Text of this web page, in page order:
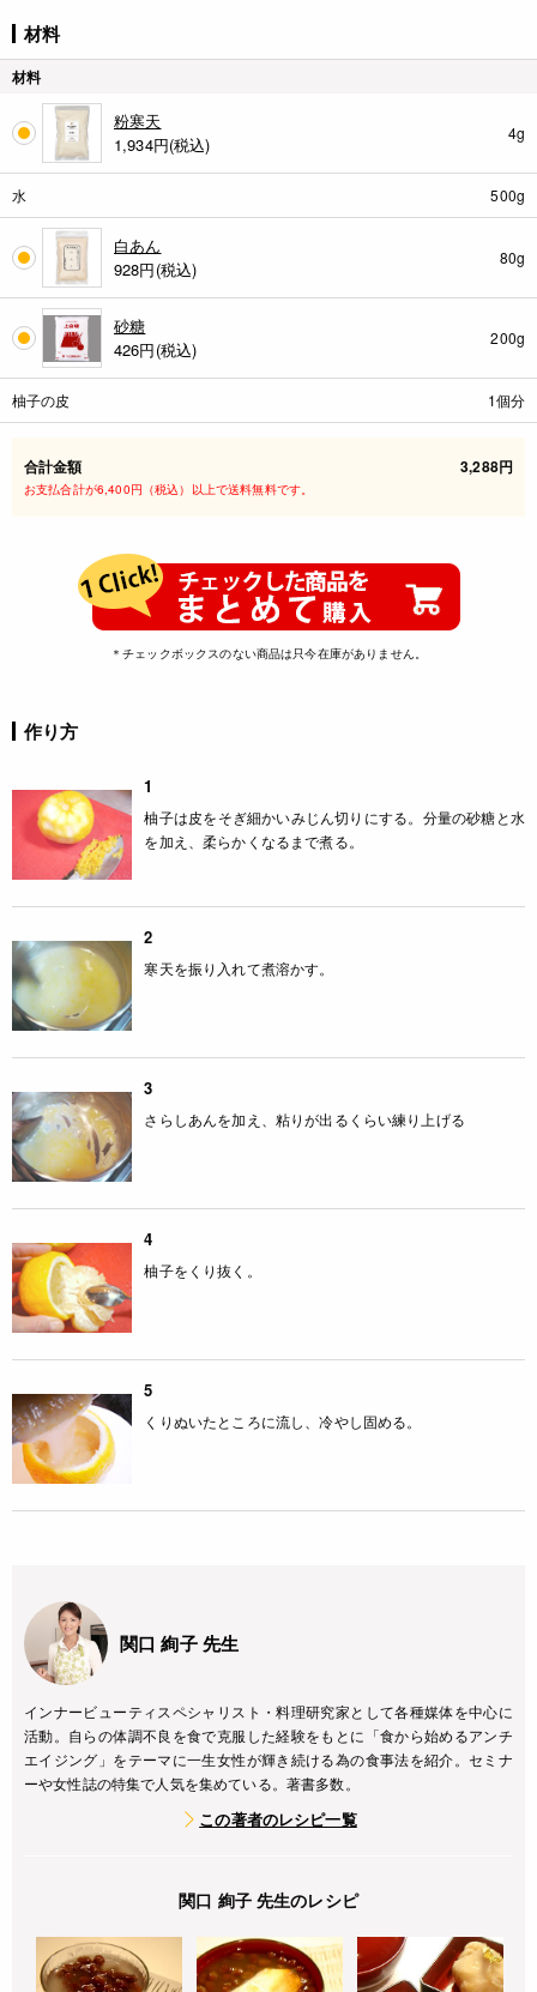
材料
材料
粉寒天
1,934円(税込)
4g
水 500g
白あん
928円(税込)
80g
砂糖
426円(税込)
200g
柚子の皮 1個分
合計金額 3,288円
お支払合計が6,400円（税込）以上で送料無料です。
＊チェックボックスのない商品は只今在庫がありません。
作り方
1
柚子は皮をそぎ細かいみじん切りにする。分量の砂糖と水
を加え、柔らかくなるまで煮る。
2
寒天を振り入れて煮溶かす。
3
さらしあんを加え、粘りが出るくらい練り上げる
4
柚子をくり抜く。
5
くりぬいたところに流し、冷やし固める。
関口 絢子 先生
インナービューティスペシャリスト・料理研究家として各種媒体を中心に
活動。自らの体調不良を食で克服した経験をもとに「食から始めるアンチ
エイジング」をテーマに一生女性が輝き続ける為の食事法を紹介。セミナ
ーや女性誌の特集で人気を集めている。著書多数。
この著者のレシピ一覧
関口 絢子 先生のレシピ